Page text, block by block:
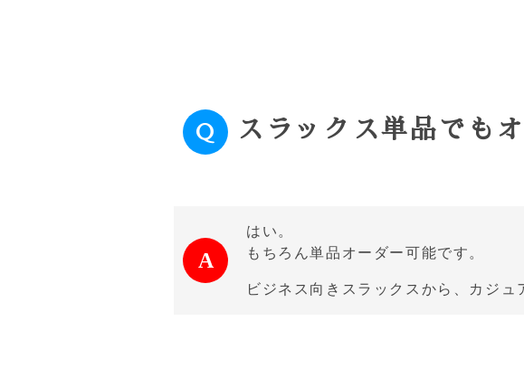
スラックス単品でも
はい。
もちろん単品オーダー可能です。
ビジネス向きスラックスから、カジ